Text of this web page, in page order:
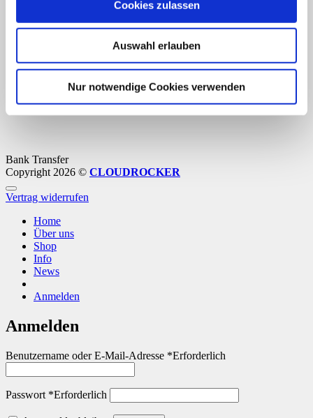
Cookies zulassen
Auswahl erlauben
Nur notwendige Cookies verwenden
Bank Transfer
Copyright 2026 © CLOUDROCKER
Vertrag widerrufen
Home
Über uns
Shop
Info
News
Anmelden
Anmelden
Benutzername oder E-Mail-Adresse *Erforderlich
Passwort *Erforderlich